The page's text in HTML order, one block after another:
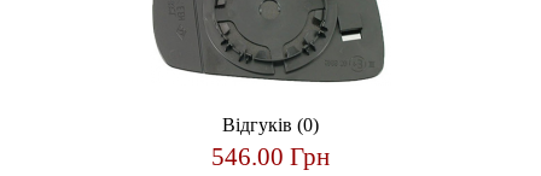
Відгуків (0)
546.00 Грн